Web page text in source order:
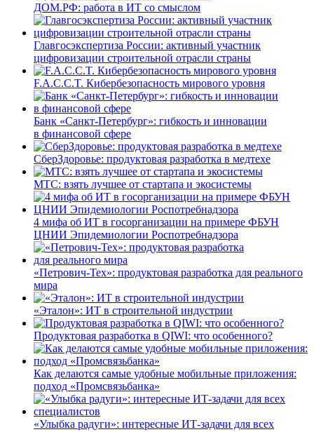
ДОМ.РФ: работа в ИТ со смыслом
Главгосэкспертиза России: активный участник
цифровизации строительной отрасли страны
F.A.C.C.T. Кибербезопасность мирового уровня
Банк «Санкт-Петербург»: гибкость и инновации
в финансовой сфере
СберЗдоровье: продуктовая разработка в медтехе
МТС: взять лучшее от стартапа и экосистемы
4 мифа об ИТ в госорганизации на примере ФБУН
ЦНИИ Эпидемиологии Роспотребнадзора
«Петрович-Тех»: продуктовая разработка для реального
мира
«Эталон»: ИТ в строительной индустрии
Продуктовая разработка в QIWI: что особенного?
Как делаются самые удобные мобильные приложения:
подход «Промсвязьбанка»
«Улыбка радуги»: интересные ИТ-задачи для всех